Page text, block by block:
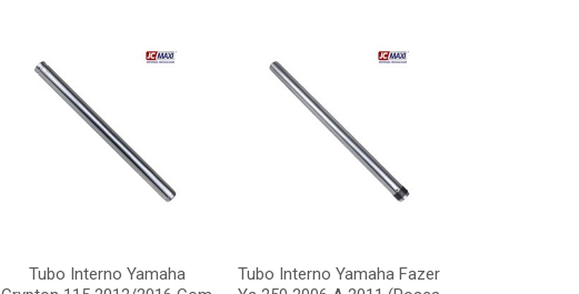
Tubo Interno Yamaha
Tubo Interno Yamaha Fazer